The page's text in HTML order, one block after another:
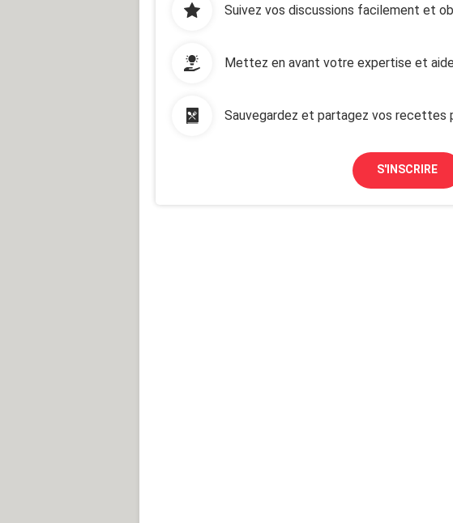
Suivez vos discussions facilement et
Mettez en avant votre expertise et
Sauvegardez et partagez vos recettes
S'INSCRIRE